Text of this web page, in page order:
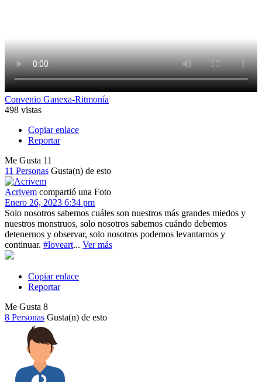
Convenio Ganexa-Ritmonía
498 vistas
Copiar enlace
Reportar
Me Gusta 11
11 Personas Gusta(n) de esto
Acrivem compartió una Foto
Enero 26, 2023 6:34 pm
Solo nosotros sabemos cuáles son nuestros más grandes miedos y
nuestros monstruos, solo nosotros sabemos cuándo debemos
detenernos y observar, solo nosotros podemos levantarnos y
continuar. #loveart... Ver más
Copiar enlace
Reportar
Me Gusta 8
8 Personas Gusta(n) de esto